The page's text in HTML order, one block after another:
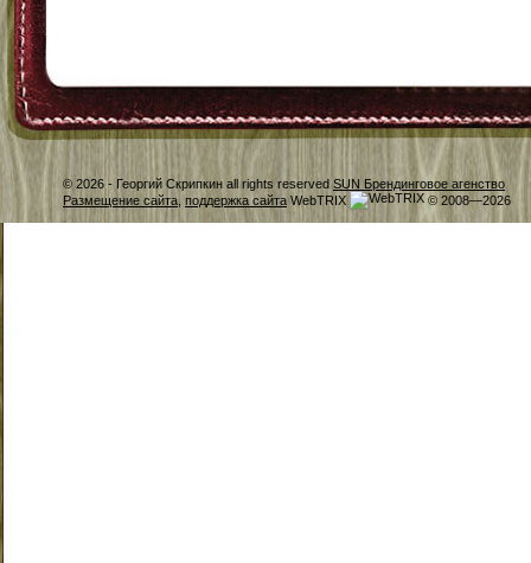
© 2026 - Георгий Скрипкин all rights reserved SUN Брендинговое агенство
Размещение сайта, поддержка сайта WebTRIX © 2008—2026